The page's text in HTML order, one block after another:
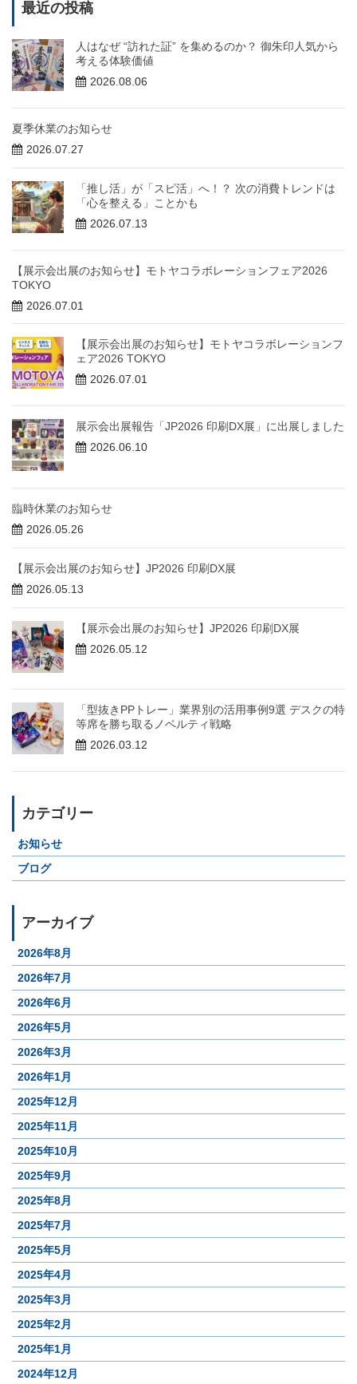
最近の投稿
人はなぜ “訪れた証” を集めるのか？ 御朱印人気から
考える体験価値
2026.08.06
夏季休業のお知らせ
2026.07.27
「推し活」が「スピ活」へ！？ 次の消費トレンドは
「心を整える」ことかも
2026.07.13
【展示会出展のお知らせ】モトヤコラボレーションフェア2026
TOKYO
2026.07.01
【展示会出展のお知らせ】モトヤコラボレーションフ
ェア2026 TOKYO
2026.07.01
展示会出展報告「JP2026 印刷DX展」に出展しました
2026.06.10
臨時休業のお知らせ
2026.05.26
【展示会出展のお知らせ】JP2026 印刷DX展
2026.05.13
【展示会出展のお知らせ】JP2026 印刷DX展
2026.05.12
「型抜きPPトレー」業界別の活用事例9選 デスクの特
等席を勝ち取るノベルティ戦略
2026.03.12
カテゴリー
お知らせ
ブログ
アーカイブ
2026年8月
2026年7月
2026年6月
2026年5月
2026年3月
2026年1月
2025年12月
2025年11月
2025年10月
2025年9月
2025年8月
2025年7月
2025年5月
2025年4月
2025年3月
2025年2月
2025年1月
2024年12月